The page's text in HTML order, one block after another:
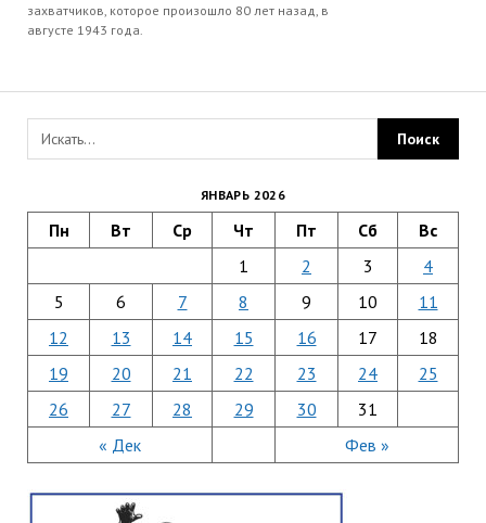
захватчиков, которое произошло 80 лет назад, в
августе 1943 года.
ЯНВАРЬ 2026
Пн Вт Ср Чт Пт Сб Вс
« Дек Фев »
1 2 3
4
5
6 7 8 9 10
11
12
13 14 15 16 17
18
19
20 21 22 23 24
25
26
27 28 29 30 31